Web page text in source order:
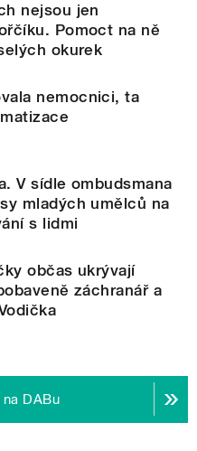
nejsou jen
Pomoct na ně
okurek
nemocnici, ta
V sídle ombudsmana
mladých umělců na
s lidmi
občas ukrývají
záchranář a
DABu